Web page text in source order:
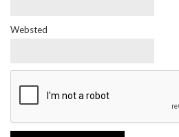
Websted